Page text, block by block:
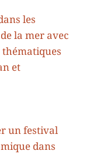
les
la mer avec
thématiques
et
un festival
dans